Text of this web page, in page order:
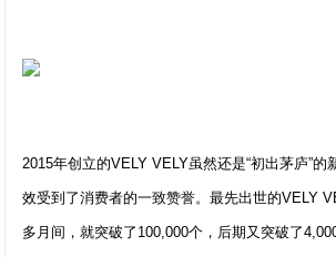
2015年创立的VELY VELY虽然还是“初出茅庐”的
效受到了消费者的一致赞誉。最先出世的VELY
多月间，就突破了100,000个，后期又突破了4,000